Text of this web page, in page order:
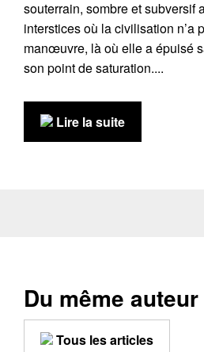
souterrain, sombre et subversif
interstices où la civilisation n’a
manœuvre, là où elle a épuisé
son point de saturation....
Lire la suite
Du même auteur
Tous les articles